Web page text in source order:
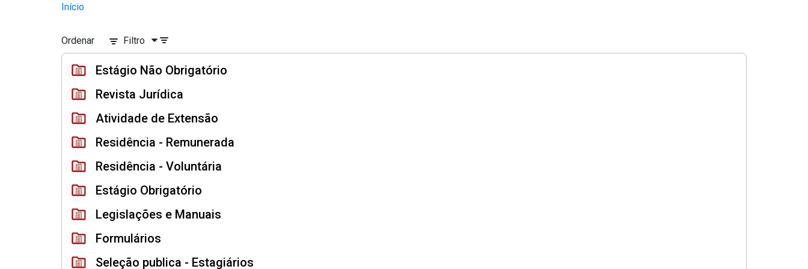
Pular para o Conteúdo principal
Divisão Minima - Escola Superior
Início
Ordenar Filtro
Estágio Não Obrigatório
Revista Jurídica
Atividade de Extensão
Residência - Remunerada
Residência - Voluntária
Estágio Obrigatório
Legislações e Manuais
Formulários
Seleção publica - Estagiários